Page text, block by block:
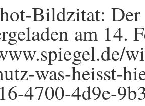
Bildzitat:
am 14.
was-heisst-
4700-4d9e-